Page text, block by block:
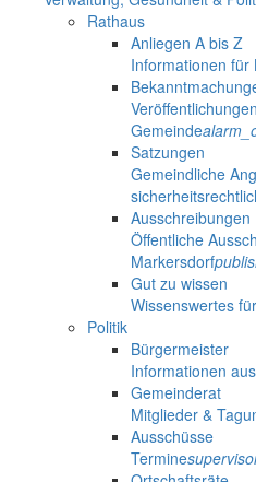
Rathaus
Anliegen A bis Z
Informationen für
Gemeinde
Satzungen
Gemeindliche
Ausschreibungen
Öffentliche
Markersdorf
Gut zu wissen
Wissenswertes
Politik
Bürgermeister
Informationen
Gemeinderat
Mitglieder &
Ausschüsse
Termine